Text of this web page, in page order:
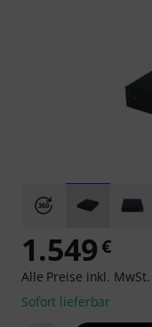
1.549€
Alle Preise inkl. MwSt.
Sofort lieferbar